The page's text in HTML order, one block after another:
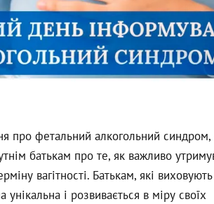
про фетальний алкогольний синдром,
батькам про те, як важливо
вагітності. Батькам, які
і розвивається в міру своїх